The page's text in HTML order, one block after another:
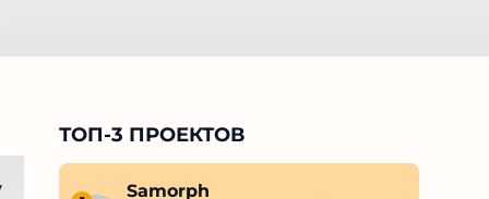
Roman ANKR
ТОП-3 ПРОЕКТОВ
Samorph